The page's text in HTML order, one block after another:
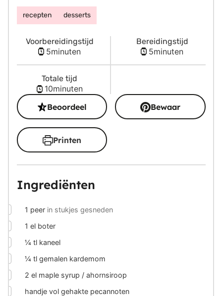
recepten desserts
Voorbereidingstijd
5minuten
minuten
Bereidingstijd
5minuten
minuten
Totale tijd
10minuten
minuten
Beoordeel
Bewaar
Printen
Ingrediënten
1 peer in stukjes gesneden
1 el boter
¼ tl kaneel
¼ tl gemalen kardemom
2 el maple syrup / ahornsiroop
handje vol gehakte pecannoten